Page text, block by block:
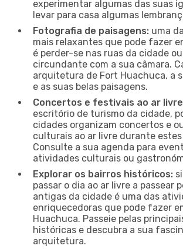
experimentar algumas das suas
levar para casa algumas
Fotografia de paisagens: uma
mais relaxantes que pode fazer
é perder-se nas ruas da cidade
circundante com a sua câmara.
arquitetura de Fort Huachuca, a
e as suas belas paisagens.
Concertos e festivais ao ar
escritório de turismo da cidade,
cidades organizam concertos e
culturais ao ar livre durante estes
Consulte a sua agenda para
atividades culturais ou
Explorar os bairros históricos:
passar o dia ao ar livre a passear
antigas da cidade é uma das
enriquecedoras que pode fazer
Huachuca. Passeie pelas
históricas e descubra a sua
arquitetura.